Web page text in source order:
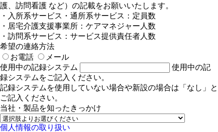
護、訪問看護 など）の記載をお願いいたします。
・入所系サービス・通所系サービス：定員数
・居宅介護支援事業所：ケアマネジャー人数
・訪問系サービス：サービス提供責任者人数
希望の連絡方法
お電話
メール
使用中の記録システム
使用中の記
録システムをご記入ください。
記録システムを使用していない場合や新設の場合は「なし」と
ご記入ください。
当社・製品を知ったきっかけ
個人情報の取り扱い